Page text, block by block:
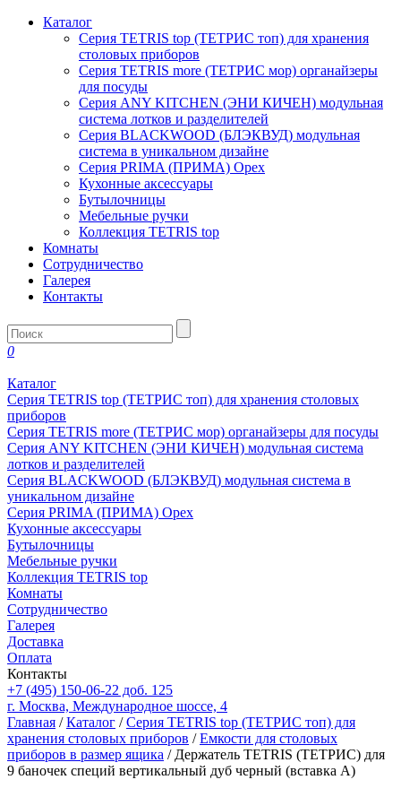
Каталог
Серия TETRIS top (ТЕТРИС топ) для хранения
столовых приборов
Серия TETRIS more (ТЕТРИС мор) органайзеры
для посуды
Серия ANY KITCHEN (ЭНИ КИЧЕН) модульная
система лотков и разделителей
Серия BLACKWOOD (БЛЭКВУД) модульная
система в уникальном дизайне
Серия PRIMA (ПРИМА) Орех
Кухонные аксессуары
Бутылочницы
Мебельные ручки
Коллекция TETRIS top
Комнаты
Сотрудничество
Галерея
Контакты
0
Каталог
Серия TETRIS top (ТЕТРИС топ) для хранения столовых
приборов
Серия TETRIS more (ТЕТРИС мор) органайзеры для посуды
Серия ANY KITCHEN (ЭНИ КИЧЕН) модульная система
лотков и разделителей
Серия BLACKWOOD (БЛЭКВУД) модульная система в
уникальном дизайне
Серия PRIMA (ПРИМА) Орех
Кухонные аксессуары
Бутылочницы
Мебельные ручки
Коллекция TETRIS top
Комнаты
Сотрудничество
Галерея
Доставка
Оплата
Контакты
+7 (495) 150-06-22 доб. 125
г. Москва, Международное шоссе, 4
Главная /Каталог /Серия TETRIS top (ТЕТРИС топ) для
хранения столовых приборов /Емкости для столовых
приборов в размер ящика / Держатель TETRIS (ТЕТРИС) для
9 баночек специй вертикальный дуб черный (вставка А)